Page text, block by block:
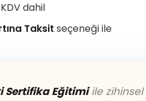
dahil
Taksit seçeneği ile
Sertifika Eğitimiile